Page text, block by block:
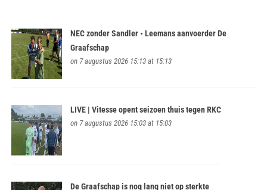
NEC zonder Sandler • Leemans aanvoerder De
Graafschap
on 7 augustus 2026 15:13 at 15:13
LIVE | Vitesse opent seizoen thuis tegen RKC
on 7 augustus 2026 15:03 at 15:03
De Graafschap is nog lang niet op sterkte